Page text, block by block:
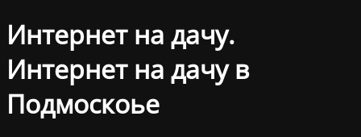
Интернет на дачу.
Интернет на дачу в
Подмоскоье